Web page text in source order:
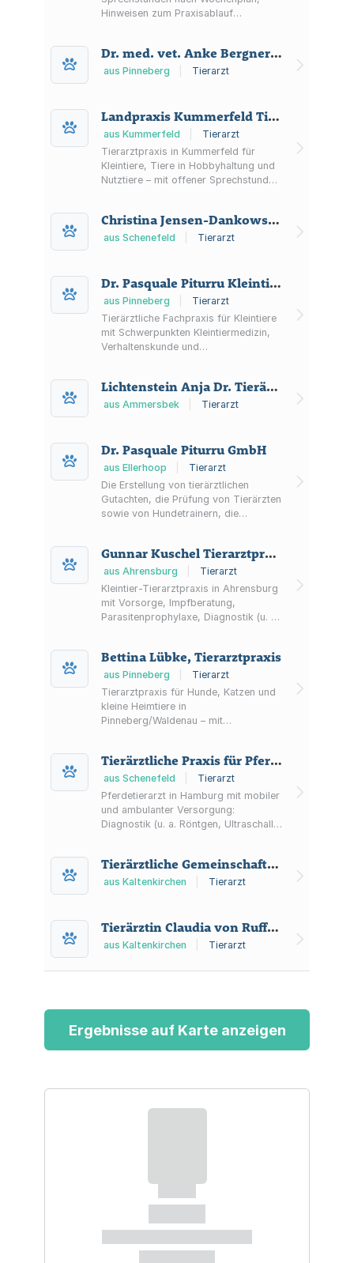
Hinweisen zum Praxisablauf
Dr. med. vet. Anke Bergner-Lienert Tierärztin
aus Pinneberg Tierarzt
Landpraxis Kummerfeld Tierärztliche Gemeinschaftspraxis
aus Kummerfeld
Tierarzt
Tierarztpraxis in Kummerfeld für
Kleintiere, Tiere in Hobbyhaltung und
Nutztiere – mit offener Sprechstunde
Christina Jensen-Dankowski Tierärztin
aus Schenefeld Tierarzt
Dr. Pasquale Piturru Kleintierpraxis
aus Pinneberg
Tierarzt
Tierärztliche Fachpraxis für Kleintiere
mit Schwerpunkten Kleintiermedizin,
Verhaltenskunde und
Lichtenstein Anja Dr. Tierärztin Homöopathie Tierärztin
aus Ammersbek Tierarzt
Dr. Pasquale Piturru GmbH
aus Ellerhoop
Tierarzt
Die Erstellung von tierärztlichen
Gutachten, die Prüfung von Tierärzten
sowie von Hundetrainern, die
Gunnar Kuschel Tierarztpraxis
aus Ahrensburg
Tierarzt
Kleintier-Tierarztpraxis in Ahrensburg
mit Vorsorge, Impfberatung,
Parasitenprophylaxe, Diagnostik (u. a.
nach Absprache und Notdienst-Infos.
Bettina Lübke, Tierarztpraxis
aus Pinneberg
Tierarzt
Tierarztpraxis für Hunde, Katzen und
kleine Heimtiere in
Pinneberg/Waldenau – mit
Labor.
Tierärztliche Praxis für Pferde
aus Schenefeld
Tierarzt
Pferdetierarzt in Hamburg mit mobiler
und ambulanter Versorgung:
Diagnostik (u. a. Röntgen, Ultraschall,
Physiotherapie und Notdienst.
Tierärztliche Gemeinschaftspraxis Dr. Frauke Haase und Katja Simon
aus Kaltenkirchen Tierarzt
Tierärztin Claudia von Ruffer Überweisungspraxis für kardiologische Untersuchungen
aus Kaltenkirchen Tierarzt
Ergebnisse auf Karte anzeigen